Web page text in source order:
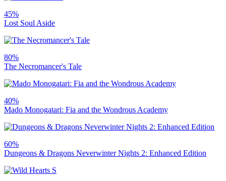
45%
Lost Soul Aside
80%
The Necromancer's Tale
40%
Mado Monogatari: Fia and the Wondrous Academy
60%
Dungeons & Dragons Neverwinter Nights 2: Enhanced Edition